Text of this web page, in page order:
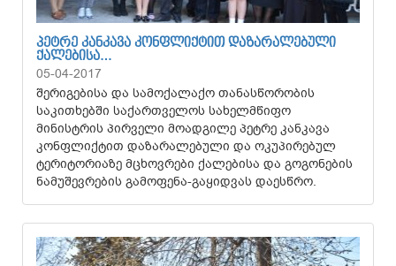
ᲞᲔᲢᲠᲔ ᲙᲐᲜᲙᲐᲕᲐ ᲙᲝᲜᲤᲚᲘᲥᲢᲘᲗ ᲓᲐᲖᲐᲠᲐᲚᲔᲑᲣᲚᲘ
ᲥᲐᲚᲔᲑᲘᲡᲐ…
05-04-2017
შერიგებისა და სამოქალაქო თანასწორობის
საკითხებში საქართველოს სახელმწიფო
მინისტრის პირველი მოადგილე პეტრე კანკავა
კონფლიქტით დაზარალებული და ოკუპირებულ
ტერიტორიაზე მცხოვრები ქალებისა და გოგონების
ნამუშევრების გამოფენა-გაყიდვას დაესწრო.